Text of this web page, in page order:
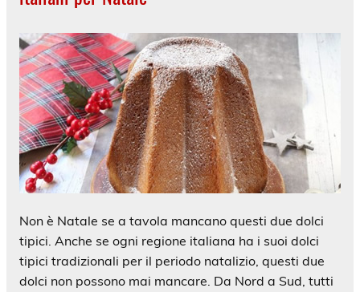
Non è Natale se a tavola mancano questi due dolci
tipici. Anche se ogni regione italiana ha i suoi dolci
tipici tradizionali per il periodo natalizio, questi due
dolci non possono mai mancare. Da Nord a Sud, tutti